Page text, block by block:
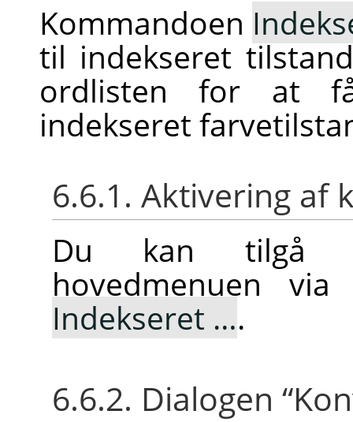
Kommandoen
til indekseret
ordlisten for at
indekseret
6.6.1. Aktivering af
Du kan tilgå
hovedmenuen
Indekseret ….
6.6.2. Dialogen “